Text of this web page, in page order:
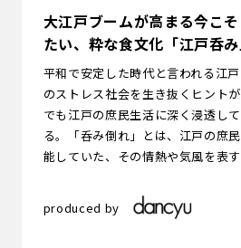
大江戸ブームが高まる今こ
たい、粋な食文化「江戸呑み
平和で安定した時代と言われる江
のストレス社会を生き抜くヒント
でも江戸の庶民生活に深く浸透し
る。「呑み倒れ」とは、江戸の庶
能していた、その情熱や気風を表
produced by